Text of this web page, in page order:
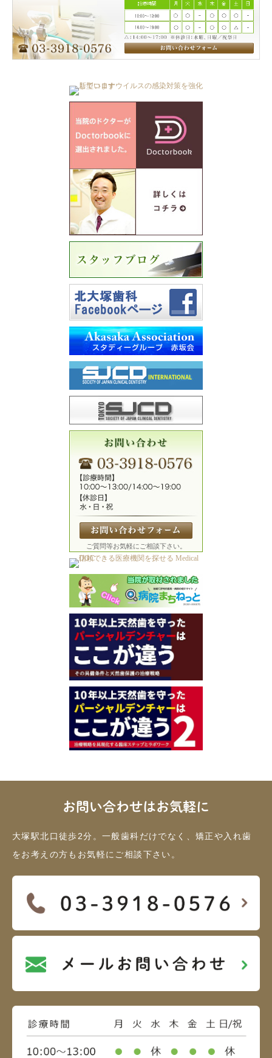
ご質問等お気軽にご相談下さい。
お問い合わせはお気軽に
大塚駅北口徒歩2分。一般歯科だけでなく、矯正や入れ歯
をお考えの方もお気軽にご相談下さい。